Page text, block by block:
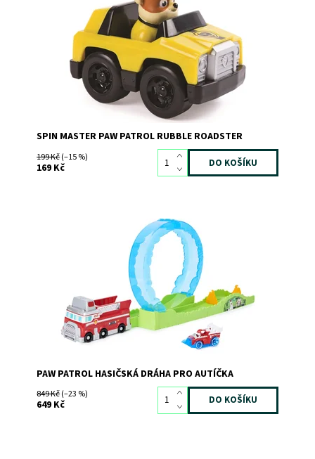
Dostupnost:
Skladem1
6177
SPIN MASTER
SPIN MASTER PAW PATROL RUBBLE ROADSTER
199 Kč(–15 %)
169 Kč
Uhas děsivý oheň a zachraň městečko s Marshallem z
Skladem >3
SPIN MASTER
PAW PATROL HASIČSKÁ DRÁHA PRO AUTÍČKA
849 Kč(–23 %)
649 Kč